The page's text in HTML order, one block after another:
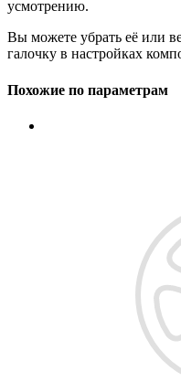
усмотрению.
Вы можете убрать её или
галочку в настройках
Похожие по параметрам